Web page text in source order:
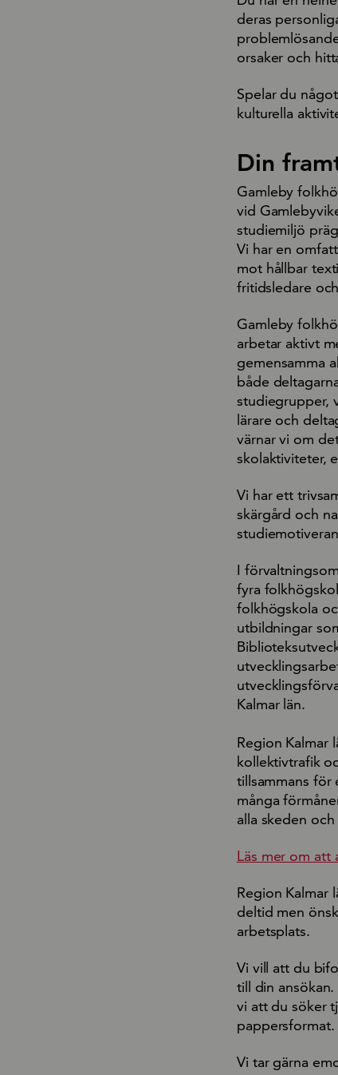
deras
orsaker och
Spelar du
kulturella
Din
Gamleby
vid
studiemiljö
Vi har en
mot hållbar
fritidsledare
Gamleby
arbetar aktivt
gemensamma
både
studiegrupper,
lärare och
värnar vi om
skolaktiviteter,
Vi har ett
skärgård och
I
fyra
folkhögskola
utbildningar
Kalmar län.
Region Kalmar
kollektivtrafik
tillsammans för
många
alla skeden
Läs mer om att
Region Kalmar
deltid men
arbetsplats.
Vi vill att du
till din
vi att du söker
pappersformat.
Vi tar gärna